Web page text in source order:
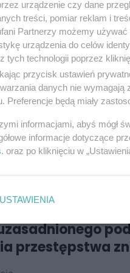
wyobraźni jak
należy tak
otworzyć i przez nie
i mogą sobie
i dochodzi do
PiS. „Za
też
przestępstwa
urządzenie czy dane
treści, pomiar reklam i
Partnerzy możemy
urządzenia do celów
tych technologii poprzez
przycisk ustawień
danych nie
Preferencje będą miały
informacjami, abyś mógł
informacje dotyczące
. oraz po kliknięciu w
USTAWIENIA